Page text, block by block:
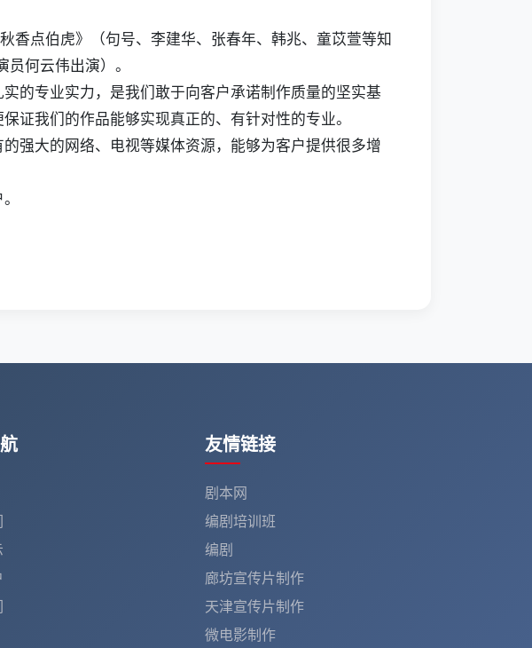
点伯虎》（句号、李建华、张春年、韩兆、童苡萱等知
何云伟出演）。
专业实力，是我们敢于向客户承诺制作质量的坚实基
证我们的作品能够实现真正的、有针对性的专业。
大的网络、电视等媒体资源，能够为客户提供很多增
友情链接
剧本网
编剧培训班
编剧
廊坊宣传片制作
天津宣传片制作
微电影制作